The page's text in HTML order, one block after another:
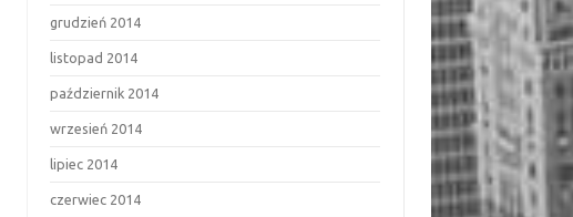
grudzień 2014
listopad 2014
październik 2014
wrzesień 2014
lipiec 2014
czerwiec 2014